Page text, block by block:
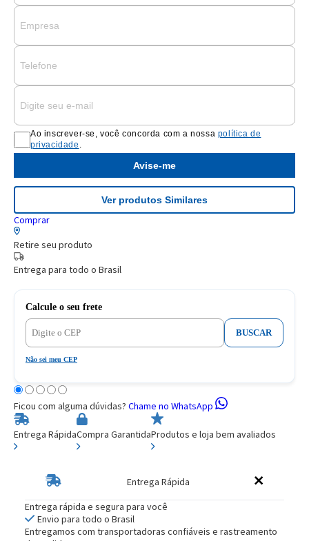
Ao inscrever-se, você concorda com a nossa política de
privacidade
Avise-me
Ver produtos Similares
Comprar
Retire seu produto
Entrega para todo o Brasil
Calcule o seu frete
BUSCAR
Não sei meu CEP
Ficou com alguma dúvidas? Chame no WhatsApp
Entrega RápidaCompra GarantidaProdutos e loja bem avaliados
Entrega Rápida
Entrega rápida e segura para você
Envio para todo o Brasil
Entregamos com transportadoras confiáveis e rastreamento